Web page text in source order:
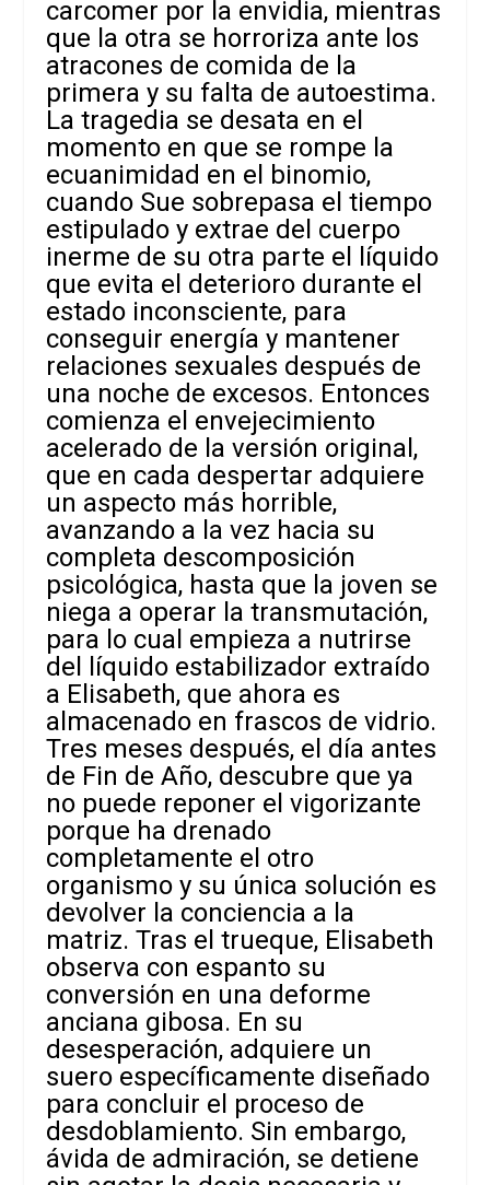
carcomer por la envidia, mientras
que la otra se horroriza ante los
atracones de comida de la
primera y su falta de autoestima.
La tragedia se desata en el
momento en que se rompe la
ecuanimidad en el binomio,
cuando Sue sobrepasa el tiempo
estipulado y extrae del cuerpo
inerme de su otra parte el líquido
que evita el deterioro durante el
estado inconsciente, para
conseguir energía y mantener
relaciones sexuales después de
una noche de excesos. Entonces
comienza el envejecimiento
acelerado de la versión original,
que en cada despertar adquiere
un aspecto más horrible,
avanzando a la vez hacia su
completa descomposición
psicológica, hasta que la joven se
niega a operar la transmutación,
para lo cual empieza a nutrirse
del líquido estabilizador extraído
a Elisabeth, que ahora es
almacenado en frascos de vidrio.
Tres meses después, el día antes
de Fin de Año, descubre que ya
no puede reponer el vigorizante
porque ha drenado
completamente el otro
organismo y su única solución es
devolver la conciencia a la
matriz. Tras el trueque, Elisabeth
observa con espanto su
conversión en una deforme
anciana gibosa. En su
desesperación, adquiere un
suero específicamente diseñado
para concluir el proceso de
desdoblamiento. Sin embargo,
ávida de admiración, se detiene